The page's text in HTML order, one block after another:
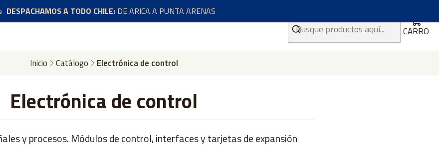
CARRO
DESPACHAMOS A TODO CHILE:DE ARICA A PUNTA ARENAS
Inicio Catálogo Electrónica de control
Electrónica de control
y procesos. Módulos de control, interfaces y tarjetas de expansión